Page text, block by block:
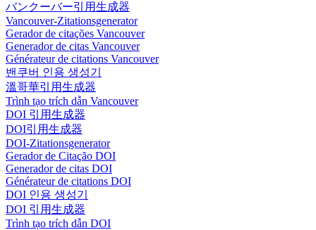
バンクーバー引用生成器
Vancouver-Zitationsgenerator
Gerador de citações Vancouver
Generador de citas Vancouver
Générateur de citations Vancouver
밴쿠버 인용 생성기
溫哥華引用生成器
Trình tạo trích dẫn Vancouver
DOI 引用生成器
DOI引用生成器
DOI-Zitationsgenerator
Gerador de Citação DOI
Generador de citas DOI
Générateur de citations DOI
DOI 인용 생성기
DOI 引用生成器
Trình tạo trích dẫn DOI